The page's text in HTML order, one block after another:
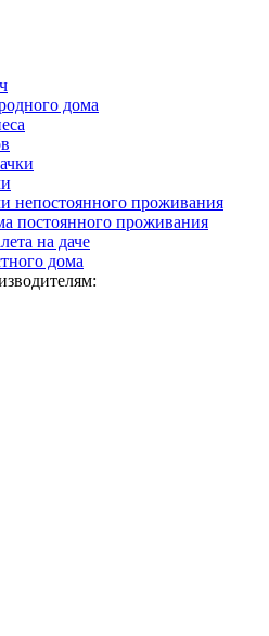
дома
непостоянного проживания
постоянного проживания
на даче
дома